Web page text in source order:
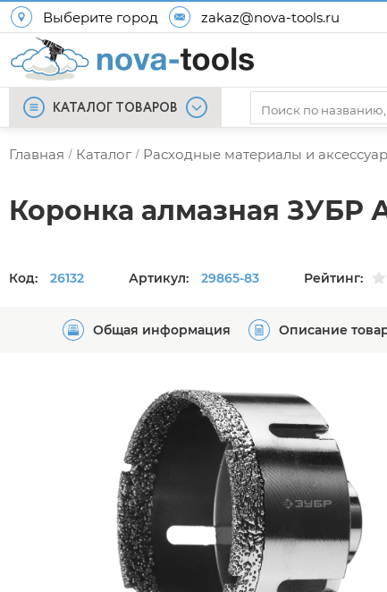
Выберите город zakaz@nova-tools.ru
КАТАЛОГ ТОВАРОВ
Главная / Каталог / Расходные материалы и
Коронка алмазная ЗУБР
Код: 26132 Артикул: 29865-83 Рейтинг:
Общая информация Описание